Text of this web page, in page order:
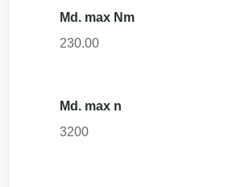
Md. max Nm
230.00
Md. max n
3200